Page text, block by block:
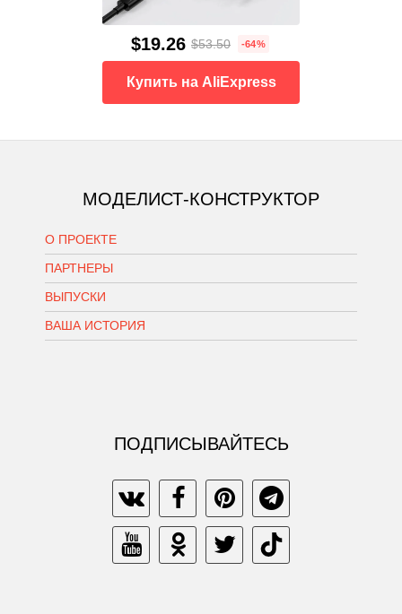
$19.26 $53.50 -64%
Купить на AliExpress
МОДЕЛИСТ-КОНСТРУКТОР
О ПРОЕКТЕ
ПАРТНЕРЫ
ВЫПУСКИ
ВАША ИСТОРИЯ
ПОДПИСЫВАЙТЕСЬ